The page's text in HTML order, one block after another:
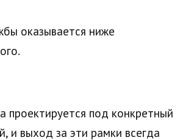
оказывается ниже
проектируется под конкретный
и выход за эти рамки всегда